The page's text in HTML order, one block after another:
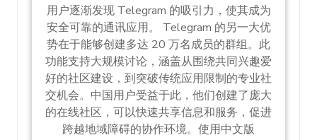
用户逐渐发现 Telegram 的吸引力，使其成为
安全可靠的通讯应用。 Telegram 的另一大优
势在于能够创建多达 20 万名成员的群组。此
功能支持大规模讨论，涵盖从围绕共同兴趣爱
好的社区建设，到突破传统应用限制的专业社
交机会。中国用户受益于此，他们创建了庞大
的在线社区，可以快速共享信息和服务，促进
跨越地域障碍的协作环境。使用中文版